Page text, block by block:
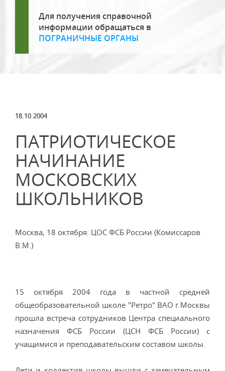
Для получения справочной
информации обращаться в
ПОГРАНИЧНЫЕ ОРГАНЫ
18.10.2004
ПАТРИОТИЧЕСКОЕ
НАЧИНАНИЕ
МОСКОВСКИХ
ШКОЛЬНИКОВ
Москва, 18 октября. ЦОС ФСБ России (Комиссаров
В.М.)
15 октября 2004 года в частной средней
общеобразовательной школе "Ретро" ВАО г.Москвы
прошла встреча сотрудников Центра специального
назначения ФСБ России (ЦСН ФСБ России) с
учащимися и преподавательским составом школы.